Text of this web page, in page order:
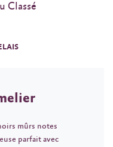
Classé
mûrs notes
parfait avec